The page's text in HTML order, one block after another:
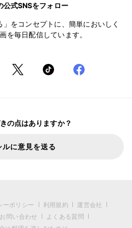
公式SNSをフォロー
」をコンセプトに、簡単においしく
を毎日配信しています。
の点はありますか？
ルに意見を送る
ーポリシー 利用規約
運営会社
問い合わせ
よくある質問